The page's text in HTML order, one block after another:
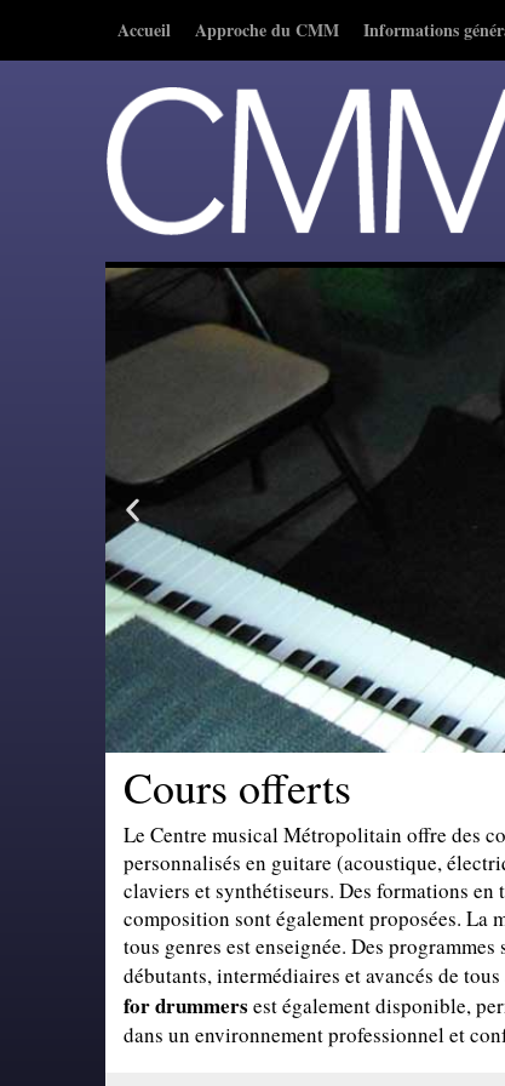
Accueil Approche du CMM Informations
Cours de
piano
Cours offerts
Le Centre musical Métropolitain offre des
personnalisés en guitare (acoustique,
claviers et synthétiseurs. Des formations
composition sont également proposées. La
tous genres est enseignée. Des
débutants, intermédiaires et avancés de tous
for drummers est également disponible,
dans un environnement professionnel et